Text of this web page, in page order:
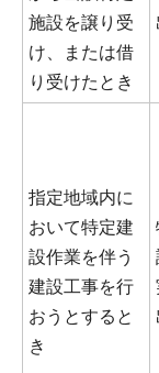
施設を譲り受
け、または借
り受けたとき
指定地域内に
おいて特定建
設作業を伴う
建設工事を行
おうとすると
き